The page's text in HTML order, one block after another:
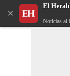
×
El
Noticias al